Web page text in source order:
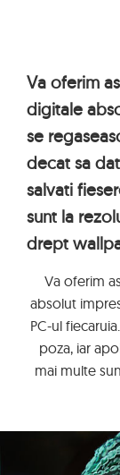
Va oferim
digitale
se
decat sa
salvati
sunt la
drept
Va oferim
absolut
PC-ul
poza, iar
mai multe